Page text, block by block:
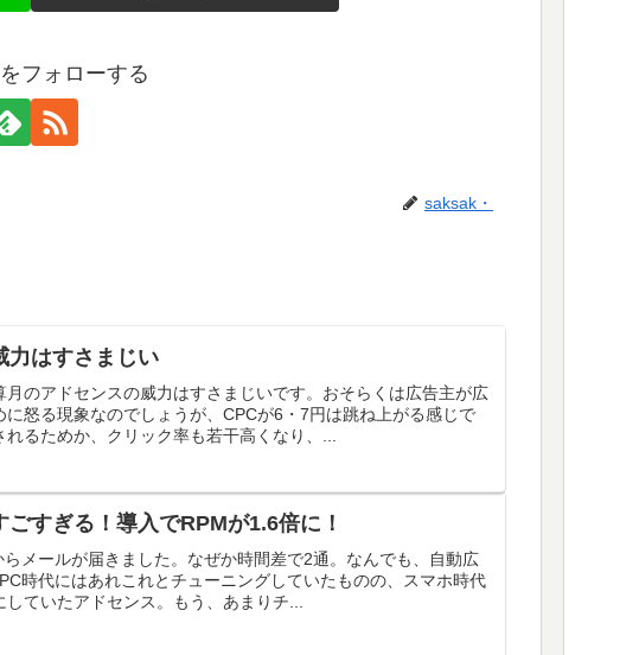
フォローする
saksak・
力はすさまじい
のアドセンスの威力はすさまじいです。おそらくは広告主が広
怒る現象なのでしょうが、CPCが6・7円は跳ね上がる感じで
るためか、クリック率も若干高くなり、...
すぎる！導入でRPMが1.6倍に！
メールが届きました。なぜか時間差で2通。なんでも、自動広
時代にはあれこれとチューニングしていたものの、スマホ時代
ていたアドセンス。もう、あまりチ...